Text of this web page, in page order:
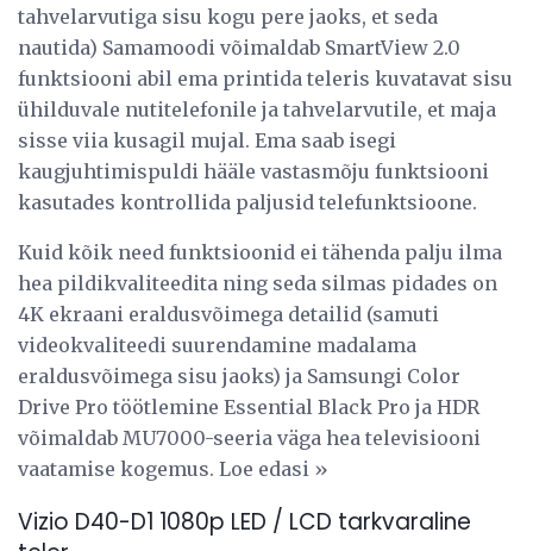
tahvelarvutiga sisu kogu pere jaoks, et seda
nautida) Samamoodi võimaldab SmartView 2.0
funktsiooni abil ema printida teleris kuvatavat sisu
ühilduvale nutitelefonile ja tahvelarvutile, et maja
sisse viia kusagil mujal. Ema saab isegi
kaugjuhtimispuldi hääle vastasmõju funktsiooni
kasutades kontrollida paljusid telefunktsioone.
Kuid kõik need funktsioonid ei tähenda palju ilma
hea pildikvaliteedita ning seda silmas pidades on
4K ekraani eraldusvõimega detailid (samuti
videokvaliteedi suurendamine madalama
eraldusvõimega sisu jaoks) ja Samsungi Color
Drive Pro töötlemine Essential Black Pro ja HDR
võimaldab MU7000-seeria väga hea televisiooni
vaatamise kogemus. Loe edasi »
Vizio D40-D1 1080p LED / LCD tarkvaraline